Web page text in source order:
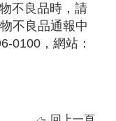
不良品時，請
不良品通報中
0100，網站：